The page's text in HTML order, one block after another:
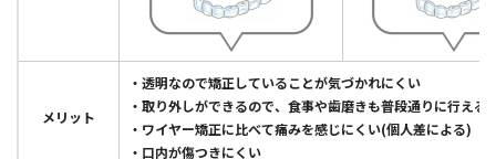
メリット
・透明なので矯正していることが気づかれにくい
・取り外しができるので、食事や歯磨きも普段通りに行える
・ワイヤー矯正に比べて痛みを感じにくい(個人差による)
・口内が傷つきにくい